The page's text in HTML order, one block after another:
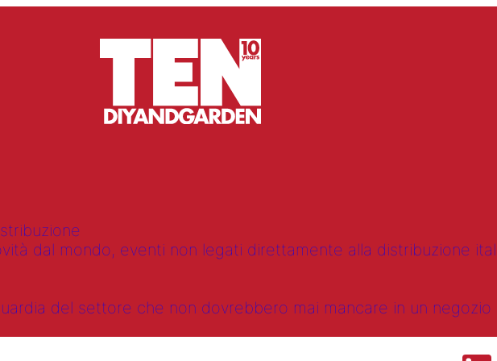
dal mondo, eventi non legati direttamente alla distribuzione
del settore che non dovrebbero mai mancare in un negozio